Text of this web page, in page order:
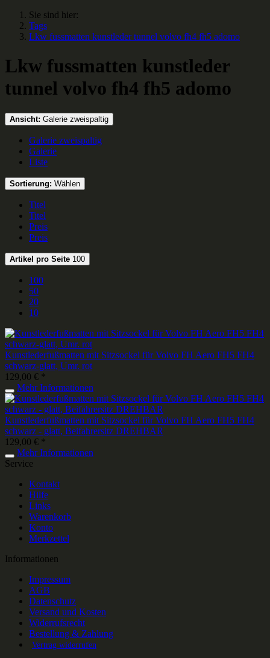
Sie sind hier:
Tags
Lkw fussmatten kunstleder tunnel volvo fh4 fh5 adomo
Lkw fussmatten kunstleder
tunnel volvo fh4 fh5 adomo
Ansicht: Galerie zweispaltig
Galerie zweispaltig
Galerie
Liste
Sortierung: Wählen
Titel
Titel
Preis
Preis
Artikel pro Seite 100
100
50
20
10
Kunstlederfußmatten mit Sitzsockel für Volvo FH Aero FH5 FH4
schwarz-glatt, Umr. rot
129,00 € *
Mehr Informationen
Kunstlederfußmatten mit Sitzsockel für Volvo FH Aero FH5 FH4
schwarz - glatt, Beifahrersitz DREHBAR
129,00 € *
Mehr Informationen
Service
Kontakt
Hilfe
Links
Warenkorb
Konto
Merkzettel
Informationen
Impressum
AGB
Datenschutz
Versand und Kosten
Widerrufsrecht
Bestellung & Zahlung
Vertrag widerrufen